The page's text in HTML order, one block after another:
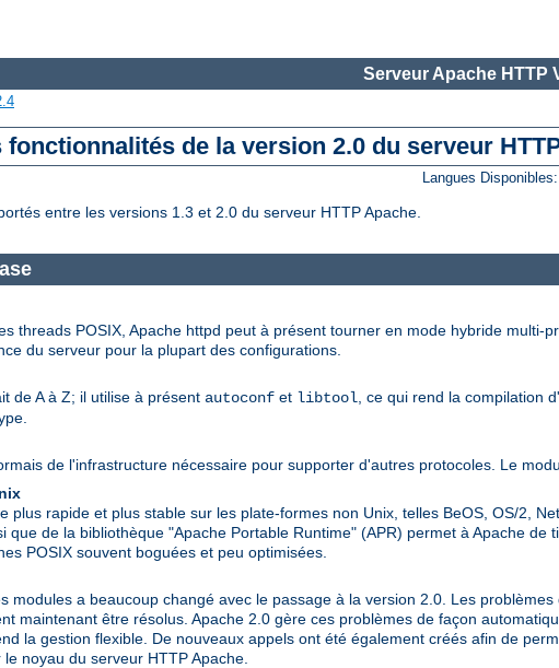
Serveur Apache HTTP
de la version 2.0 du serveur
Langues Disponibles:
entre les versions 1.3 et 2.0 du serveur HTTP Apache.
threads POSIX, Apache httpd peut à présent tourner en mode hybride multi-
du serveur pour la plupart des configurations.
de A à Z; il utilise à présent autoconf et libtool , ce qui rend la compilation
de l'infrastructure nécessaire pour supporter d'autres protocoles. Le
plus rapide et plus stable sur les plate-formes non Unix, telles BeOS, OS/2,
que de la bibliothèque "Apache Portable Runtime" (APR) permet à Apache de
POSIX souvent boguées et peu optimisées.
modules a beaucoup changé avec le passage à la version 2.0. Les
maintenant être résolus. Apache 2.0 gère ces problèmes de façon
la gestion flexible. De nouveaux appels ont été également créés afin de
noyau du serveur HTTP Apache.